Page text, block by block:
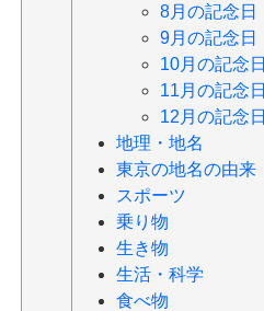
8月の記念日
9月の記念日
10月の記念日
11月の記念日
12月の記念日
地理・地名
東京の地名の由来
スポーツ
乗り物
生き物
生活・科学
食べ物